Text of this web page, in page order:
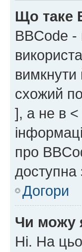
Що таке
BBCode -
вимкнути
схожий
], а не в <
про
доступна
Догори
Чи можу
Ні. На